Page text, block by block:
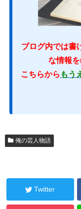
ブログ内では書
な情報
こちらから もう
俺の芸人物語
Twitter